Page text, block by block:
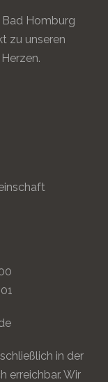
Homburg
zu unseren
in der
erreichbar. Wir